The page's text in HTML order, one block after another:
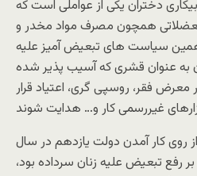
دختران یکی از عواملی است که
معضلاتی همچون مصرف مواد مخدر و
همین سیاست های تبعیض آمیز علیه
عنوان قشری که آسیب پذیر شده
فقر، روسپی گری، اعتیاد قرار
روی کار آمدن دولت یازدهم در سال
بر رفع تبعیض علیه زنان سرداده بود،